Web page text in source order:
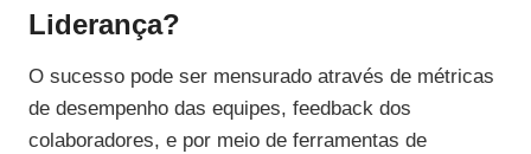
Liderança?
O sucesso pode ser mensurado através de métricas
de desempenho das equipes, feedback dos
colaboradores, e por meio de ferramentas de